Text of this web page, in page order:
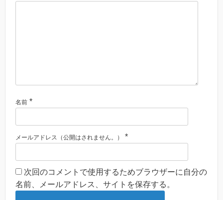
名前 *
メールアドレス（公開はされません。） *
次回のコメントで使用するためブラウザーに自分の
名前、メールアドレス、サイトを保存する。